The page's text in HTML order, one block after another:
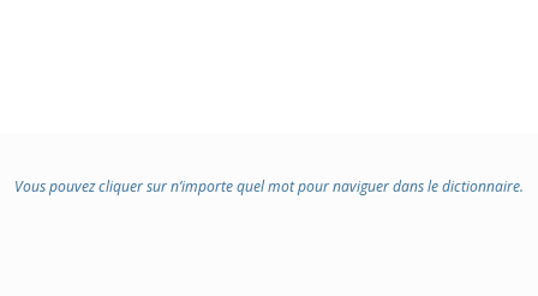
Vous pouvez cliquer sur n’importe quel mot pour naviguer dans le dictionnaire.